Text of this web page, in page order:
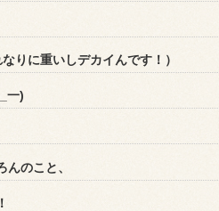
りに重いしデカイんです！）
一)
のこと、